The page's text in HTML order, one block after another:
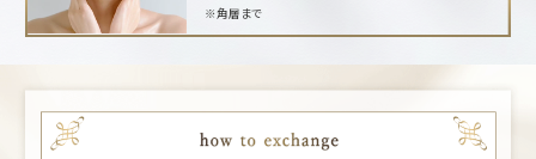
※角層まで